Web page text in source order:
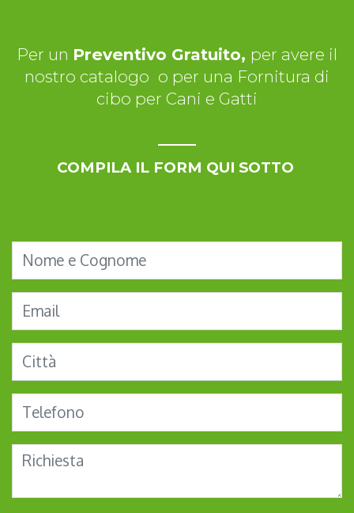
Per un Preventivo Gratuito, per avere il
nostro catalogo o per una Fornitura di
cibo per Cani e Gatti
COMPILA IL FORM QUI SOTTO